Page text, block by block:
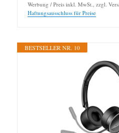
Werbung / Preis inkl. MwSt., zzgl.
Haftungsausschluss für Preise
BESTSELLER NR. 10